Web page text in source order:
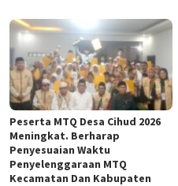
Peserta MTQ Desa Cihud 2026
Meningkat. Berharap
Penyesuaian Waktu
Penyelenggaraan MTQ
Kecamatan Dan Kabupaten ‎